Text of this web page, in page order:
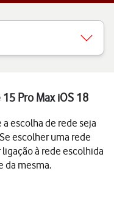
Pro Max iOS 18
escolha de rede seja
escolher uma rede
à rede escolhida
da mesma.